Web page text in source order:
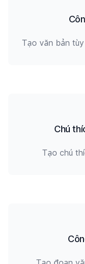
Tạo văn bản
Chú
Tạo chú